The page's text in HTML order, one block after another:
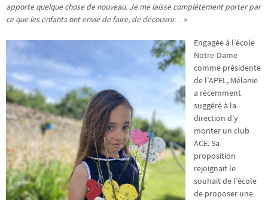
apporte quelque chose de nouveau. Je me laisse complétement porter par
ce que les enfants ont envie de faire, de découvrir… »
Engagée à l’école
Notre-Dame
comme présidente
de l’APEL, Mélanie
a récemment
suggéré à la
direction d’y
monter un club
ACE. Sa
proposition
rejoignait le
souhait de l’école
de proposer une